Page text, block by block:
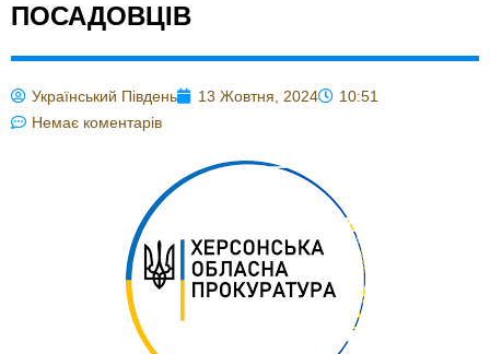
ПОСАДОВЦІВ
Український Південь 13 Жовтня, 2024
10:51
Немає коментарів